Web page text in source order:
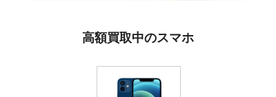
高額買取中のスマホ